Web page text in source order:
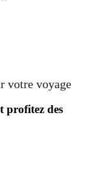
votre voyage
profitez des